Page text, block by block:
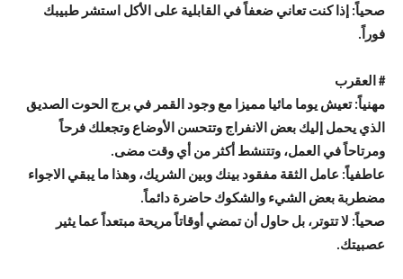
صحياً: إذا كنت تعاني ضعفاً في القابلية على الأكل استشر طبيبك
فوراً.
# العقرب
مهنياً: تعيش يوما مائيا مميزا مع وجود القمر في برج الحوت الصديق
الذي يحمل إليك بعض الانفراج وتتحسن الأوضاع وتجعلك فرحاً
ومرتاحاً في العمل، وتتنشط أكثر من أي وقت مضى.
عاطفياً: عامل الثقة مفقود بينك وبين الشريك، وهذا ما يبقي الاجواء
مضطربة بعض الشيء والشكوك حاضرة دائماً.
صحياً: لا تتوتر، بل حاول أن تمضي أوقاتاً مريحة مبتعداً عما يثير
عصبيتك.